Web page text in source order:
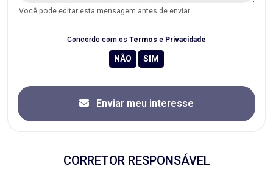
Você pode editar esta mensagem antes de enviar.
Concordo com os Termos e Privacidade
Enviar meu interesse
CORRETOR RESPONSÁVEL